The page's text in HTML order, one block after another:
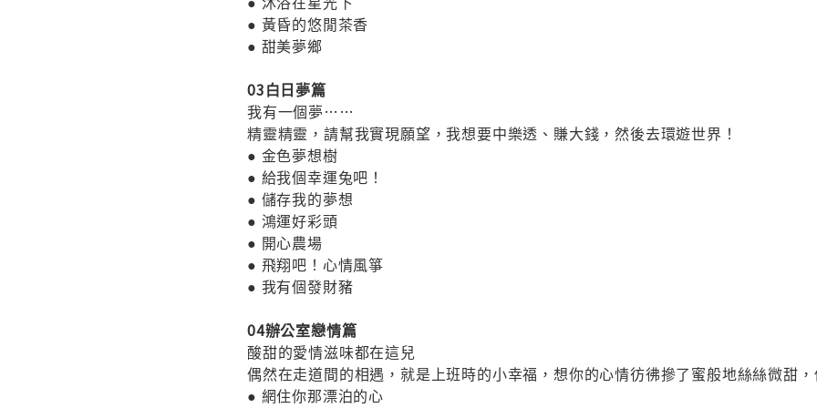
● 黃昏的悠閒茶香
● 甜美夢鄉
03白日夢篇
我有一個夢……
精靈精靈，請幫我實現願望，我想要中樂透、賺大錢，然後去環遊世界！
● 金色夢想樹
● 給我個幸運兔吧！
● 儲存我的夢想
● 鴻運好彩頭
● 開心農場
● 飛翔吧！心情風箏
● 我有個發財豬
04辦公室戀情篇
酸甜的愛情滋味都在這兒
偶然在走道間的相遇，就是上班時的小幸福，想你的心情彷彿摻了蜜般地絲絲微甜，
● 網住你那漂泊的心